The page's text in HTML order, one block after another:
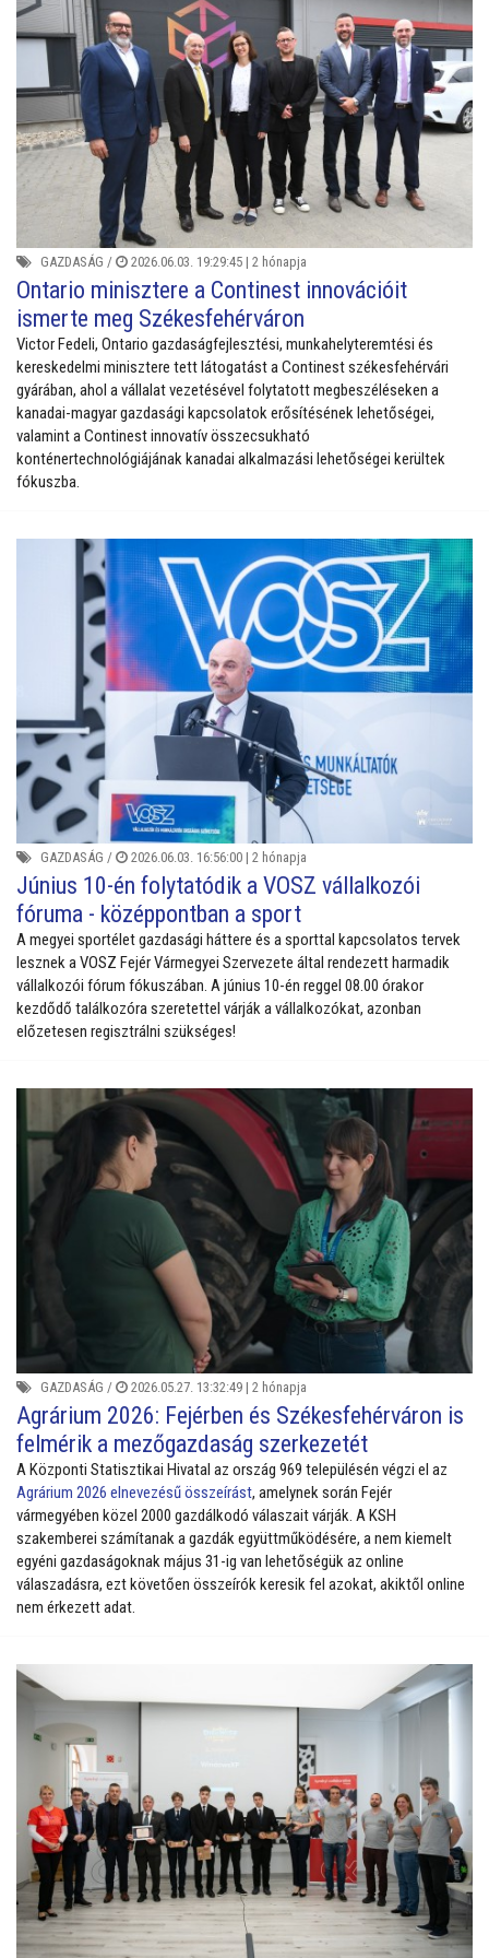
GAZDASÁG / 2026.06.03. 19:29:45 | 2 hónapja
Ontario minisztere a Continest innovációit
ismerte meg Székesfehérváron
Victor Fedeli, Ontario gazdaságfejlesztési, munkahelyteremtési és
kereskedelmi minisztere tett látogatást a Continest székesfehérvári
gyárában, ahol a vállalat vezetésével folytatott megbeszéléseken a
kanadai-magyar gazdasági kapcsolatok erősítésének lehetőségei,
valamint a Continest innovatív összecsukható
konténertechnológiájának kanadai alkalmazási lehetőségei kerültek
fókuszba.
GAZDASÁG / 2026.06.03. 16:56:00 | 2 hónapja
Június 10-én folytatódik a VOSZ vállalkozói
fóruma - középpontban a sport
A megyei sportélet gazdasági háttere és a sporttal kapcsolatos tervek
lesznek a VOSZ Fejér Vármegyei Szervezete által rendezett harmadik
vállalkozói fórum fókuszában. A június 10-én reggel 08.00 órakor
kezdődő találkozóra szeretettel várják a vállalkozókat, azonban
előzetesen regisztrálni szükséges!
GAZDASÁG / 2026.05.27. 13:32:49 | 2 hónapja
Agrárium 2026: Fejérben és Székesfehérváron is
felmérik a mezőgazdaság szerkezetét
A Központi Statisztikai Hivatal az ország 969 településén végzi el az
Agrárium 2026 elnevezésű összeírást, amelynek során Fejér
vármegyében közel 2000 gazdálkodó válaszait várják. A KSH
szakemberei számítanak a gazdák együttműködésére, a nem kiemelt
egyéni gazdaságoknak május 31-ig van lehetőségük az online
válaszadásra, ezt követően összeírók keresik fel azokat, akiktől online
nem érkezett adat.